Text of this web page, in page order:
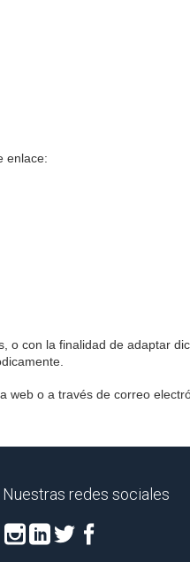
enlace:
o con la finalidad de adaptar
web o a través de correo
Nuestras redes sociales